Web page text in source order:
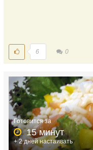
6 0
Готовится за
15 минут
+ 2 дней настаивать